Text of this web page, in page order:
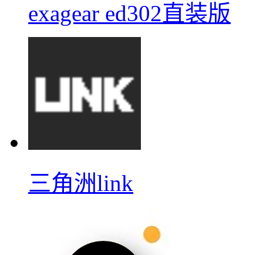
exagear ed302直装版
三角洲link